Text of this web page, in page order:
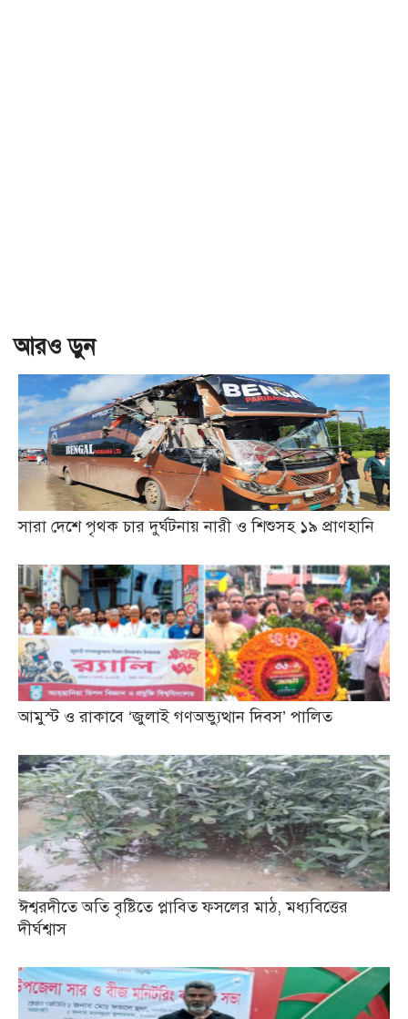
আরও ড়ুন
সারা দেশে পৃথক চার দুর্ঘটনায় নারী ও শিশুসহ ১৯ প্রাণহানি
আমুস্ট ও রাকাবে ‘জুলাই গণঅভ্যুত্থান দিবস’ পালিত
ঈশ্বরদীতে অতি বৃষ্টিতে প্লাবিত ফসলের মাঠ, মধ্যবিত্তের
দীর্ঘশ্বাস